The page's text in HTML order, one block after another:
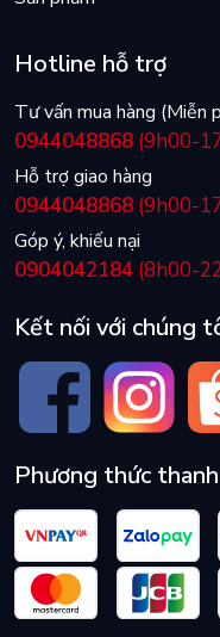
Hotline hỗ trợ
Tư vấn mua hàng (Miễn
0944048868 (9h00-
Hỗ trợ giao hàng
0944048868 (9h00-
Góp ý, khiếu nại
0904042184 (8h00-
Kết nối với chúng
Phương thức